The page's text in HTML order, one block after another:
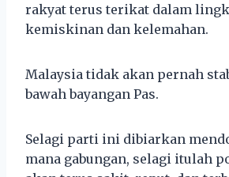
rakyat terus terikat dalam
kemiskinan dan kelemahan.
Malaysia tidak akan pernah
bawah bayangan Pas.
Selagi parti ini dibiarkan
mana gabungan, selagi itulah